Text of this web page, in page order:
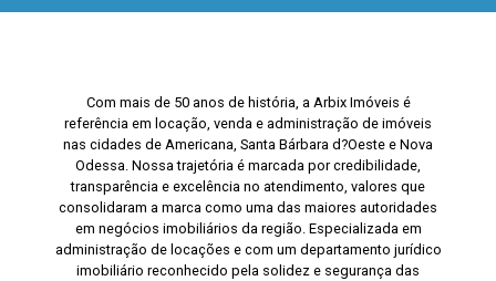
Com mais de 50 anos de história, a Arbix Imóveis é
referência em locação, venda e administração de imóveis
nas cidades de Americana, Santa Bárbara d?Oeste e Nova
Odessa. Nossa trajetória é marcada por credibilidade,
transparência e excelência no atendimento, valores que
consolidaram a marca como uma das maiores autoridades
em negócios imobiliários da região. Especializada em
administração de locações e com um departamento jurídico
imobiliário reconhecido pela solidez e segurança das